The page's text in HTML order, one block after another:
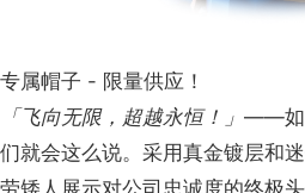
专属帽子 - 限量供应！
「飞向无限，超越永恒！」 ——如
们就会这么说。采用真金镀层和